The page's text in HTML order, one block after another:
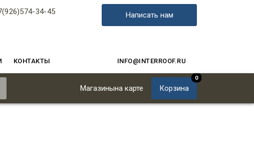
34-45 Написать нам
КОНТАКТЫ INFO@INTERROOF.RU
Магазинына карте Корзина
0